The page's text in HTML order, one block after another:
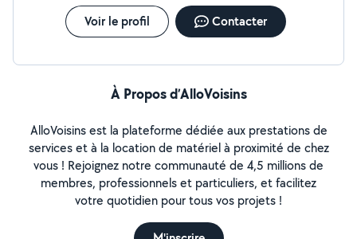
Voir le profil Contacter
À Propos d’AlloVoisins
AlloVoisins est la plateforme dédiée aux prestations de
services et à la location de matériel à proximité de chez
vous ! Rejoignez notre communauté de 4,5 millions de
membres, professionnels et particuliers, et facilitez
votre quotidien pour tous vos projets !